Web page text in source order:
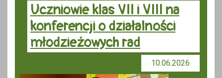
Uczniowie klas VII i VIII na
konferencji o działalności
młodzieżowych rad
10.06.2026